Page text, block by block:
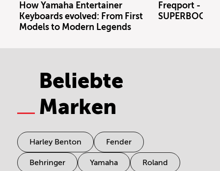
How Yamaha Entertainer
Keyboards evolved: From First
Models to Modern Legends
Freqport -
Beliebte
Marken
Harley Benton Fender
Behringer Yamaha Roland